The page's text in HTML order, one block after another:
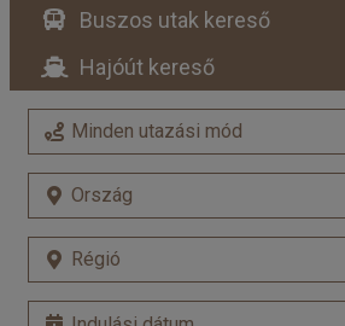
Buszos utak kereső
Hajóút kereső